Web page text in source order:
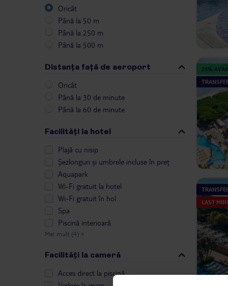
Oricât
Până la 50 m
Până la 250 m
Până la 500 m
Distanța față de aeroport
Oricât
Până la 30 de minute
Până la 60 de minute
Facilități la hotel
Plajă cu nisip
Șezlonguri și umbrele incluse în preț
Aquapark
Wi-Fi gratuit la hotel
Wi-Fi gratuit în hol
Spa
Piscină interioară
Mai mult (4) »
Facilități la cameră
Acces direct la piscină
25%
LAST